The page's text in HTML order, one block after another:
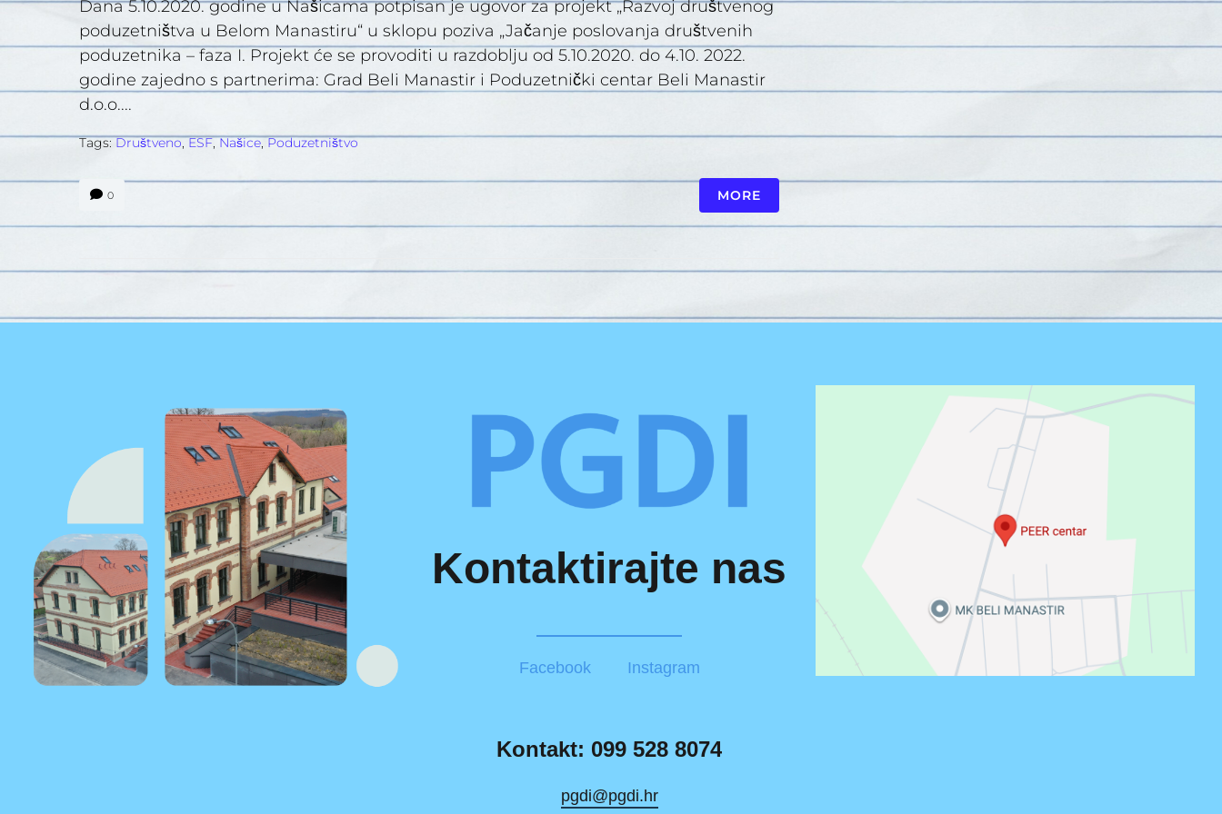
Dana 5.10.2020. godine u Našicama potpisan je ugovor za projekt „Razvoj društvenog
poduzetništva u Belom Manastiru“ u sklopu poziva „Jačanje poslovanja društvenih
poduzetnika – faza I. Projekt će se provoditi u razdoblju od 5.10.2020. do 4.10. 2022.
godine zajedno s partnerima: Grad Beli Manastir i Poduzetnički centar Beli Manastir
d.o.o....
Tags:Društveno,ESF,Našice,Poduzetništvo
0 MORE
Kontaktirajte nas
Facebook Instagram
Kontakt: 099 528 8074
pgdi@pgdi.hr